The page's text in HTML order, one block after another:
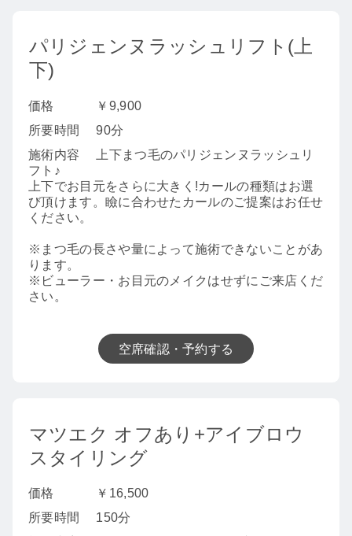
パリジェンヌラッシュリフト(上
下)
価格
￥9,900
所要時間
90分
施術内容
上下まつ毛のパリジェンヌラッシュリ
フト♪
上下でお目元をさらに大きく!カールの種類はお選
び頂けます。瞼に合わせたカールのご提案はお任せ
ください。
※まつ毛の長さや量によって施術できないことがあ
ります。
※ビューラー・お目元のメイクはせずにご来店くだ
さい。
空席確認・予約する
マツエク オフあり+アイブロウ
スタイリング
価格
￥16,500
所要時間
150分